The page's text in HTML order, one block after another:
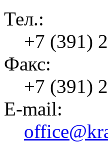
Тел.:
+7 (391)
Факс:
+7 (391)
E-mail: